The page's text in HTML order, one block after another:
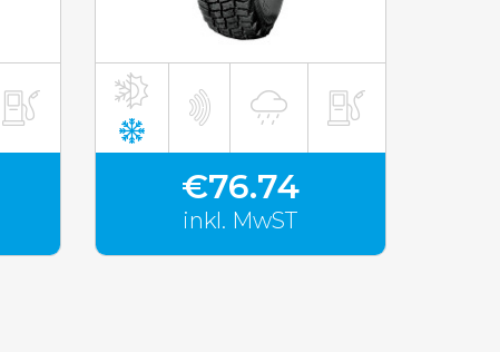
€76.74
inkl. MwST